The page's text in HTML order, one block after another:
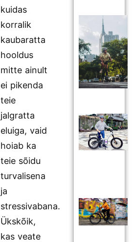
kuidas
korralik
kaubaratta
hooldus
mitte ainult
ei pikenda
teie
jalgratta
eluiga, vaid
hoiab ka
teie sõidu
turvalisena
ja
stressivabana.
Ükskõik,
kas veate